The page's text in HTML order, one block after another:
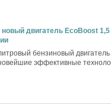
двигатель EcoBoost 1,5
бензиновый двигатель
эффективные